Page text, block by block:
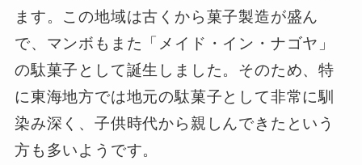
ます。この地域は古くから菓子製造が盛ん
で、マンボもまた「メイド・イン・ナゴヤ」
の駄菓子として誕生しました。そのため、特
に東海地方では地元の駄菓子として非常に馴
染み深く、子供時代から親しんできたという
方も多いようです。